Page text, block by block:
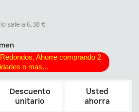
sale a 6,38 €
Ahorre comprando 2
o mas...
Descuento
unitario
Usted
ahorra